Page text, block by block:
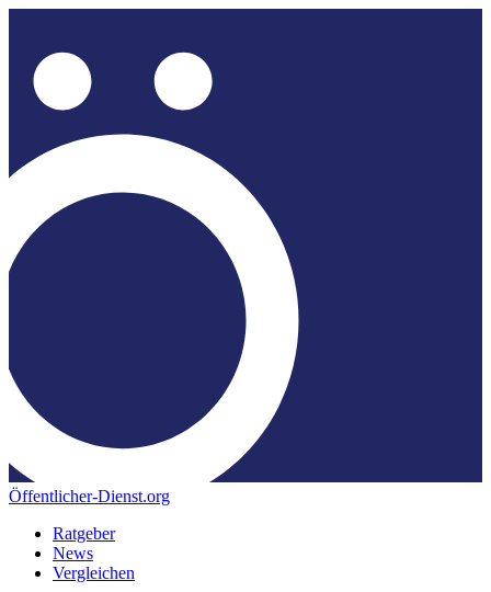
Öffentlicher-Dienst.org
Ratgeber
News
Vergleichen